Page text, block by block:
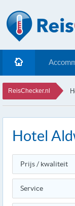
ReisChecker.nl
Hotel
Prijs / kwaliteit
Service